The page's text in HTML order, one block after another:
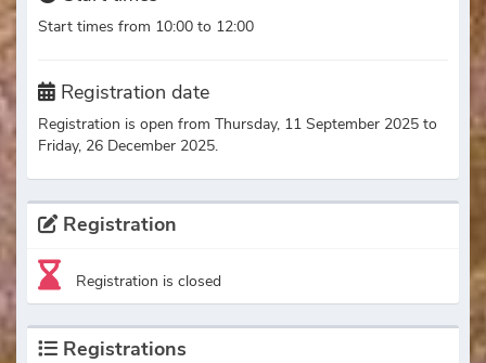
Start times from 10:00 to 12:00
Registration date
Registration is open from Thursday, 11 September 2025 to
Friday, 26 December 2025.
Registration
Registration is closed
Registrations